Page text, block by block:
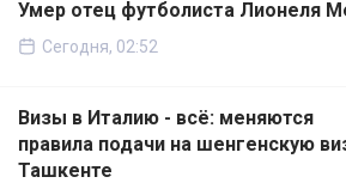
Умер отец футболиста Лионеля
Сегодня, 02:52
Визы в Италию - всё: меняются
правила подачи на шенгенскую
Ташкенте